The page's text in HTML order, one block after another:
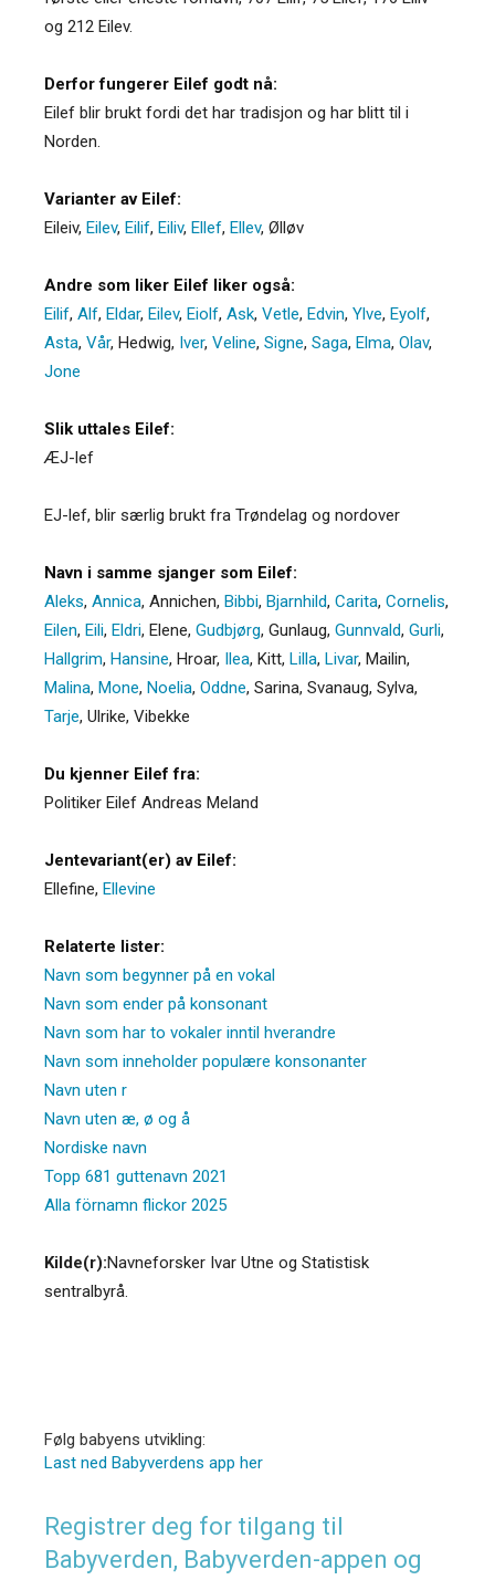
og 212 Eilev.
Derfor fungerer Eilef godt nå:
Eilef blir brukt fordi det har tradisjon og har blitt til i
Norden.
Varianter av Eilef:
Eileiv, Eilev, Eilif, Eiliv, Ellef, Ellev, Ølløv
Andre som liker Eilef liker også:
Eilif, Alf, Eldar, Eilev, Eiolf, Ask, Vetle, Edvin, Ylve, Eyolf,
Asta, Vår, Hedwig, Iver, Veline, Signe, Saga, Elma, Olav,
Jone
Slik uttales Eilef:
ÆJ-lef
EJ-lef, blir særlig brukt fra Trøndelag og nordover
Navn i samme sjanger som Eilef:
Aleks, Annica, Annichen, Bibbi, Bjarnhild, Carita, Cornelis,
Eilen, Eili, Eldri, Elene, Gudbjørg, Gunlaug, Gunnvald, Gurli,
Hallgrim, Hansine, Hroar, Ilea, Kitt, Lilla, Livar, Mailin,
Malina, Mone, Noelia, Oddne, Sarina, Svanaug, Sylva,
Tarje, Ulrike, Vibekke
Du kjenner Eilef fra:
Politiker Eilef Andreas Meland
Jentevariant(er) av Eilef:
Ellefine, Ellevine
Relaterte lister:
Navn som begynner på en vokal
Navn som ender på konsonant
Navn som har to vokaler inntil hverandre
Navn som inneholder populære konsonanter
Navn uten r
Navn uten æ, ø og å
Nordiske navn
Topp 681 guttenavn 2021
Alla förnamn flickor 2025
Kilde(r):Navneforsker Ivar Utne og Statistisk
sentralbyrå.
Følg babyens utvikling:
Last ned Babyverdens app her
Registrer deg for tilgang til
Babyverden, Babyverden-appen og